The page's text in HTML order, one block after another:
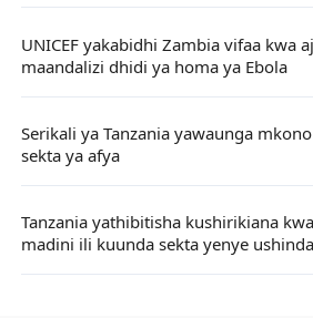
UNICEF yakabidhi Zambia vifaa kwa
maandalizi dhidi ya homa ya Ebola
Serikali ya Tanzania yawaunga
sekta ya afya
Tanzania yathibitisha kushirikiana
madini ili kuunda sekta yenye